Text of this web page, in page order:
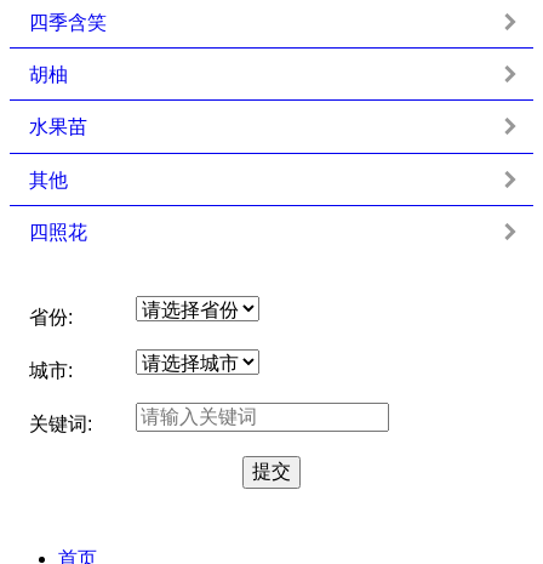
四季含笑
胡柚
水果苗
其他
四照花
省份:
城市:
关键词:
首页